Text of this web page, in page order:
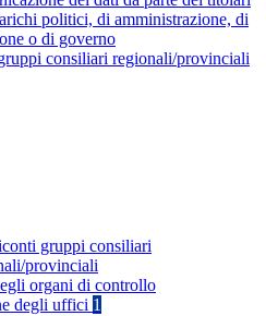
politici, di amministrazione, di
o di governo
consiliari regionali/provinciali
gruppi consiliari
provinciali
organi di controllo
degli uffici 1